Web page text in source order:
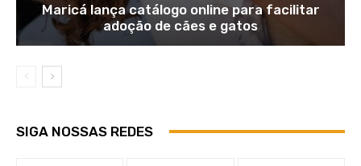
Maricá lança catálogo online para facilitar
adoção de cães e gatos
SIGA NOSSAS REDES